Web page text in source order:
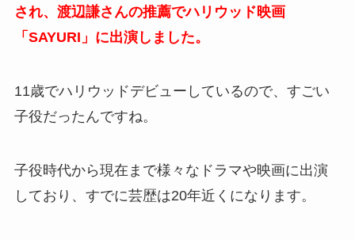
され、渡辺謙さんの推薦でハリウッド映画
「SAYURI」に出演しました。
11歳でハリウッドデビューしているので、すごい
子役だったんですね。
子役時代から現在まで様々なドラマや映画に出演
しており、すでに芸歴は20年近くになります。